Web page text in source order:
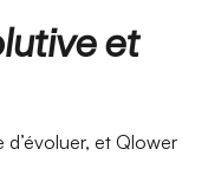
et
et Qlower